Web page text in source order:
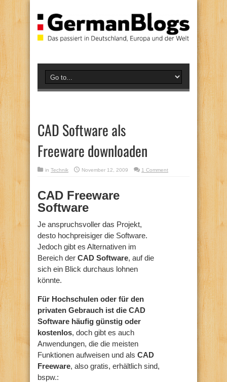
CAD Software als
Freeware downloaden
in Technik November 12, 2009 1 Comment
CAD Freeware
Software
Je anspruchsvoller das Projekt,
desto hochpreisiger die Software.
Jedoch gibt es Alternativen im
Bereich der CAD Software, auf die
sich ein Blick durchaus lohnen
könnte.
Für Hochschulen oder für den
privaten Gebrauch ist die CAD
Software häufig günstig oder
kostenlos, doch gibt es auch
Anwendungen, die die meisten
Funktionen aufweisen und als CAD
Freeware, also gratis, erhältlich sind,
bspw.: